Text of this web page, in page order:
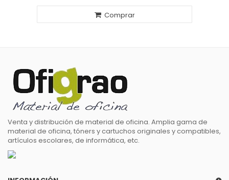
Comprar
Venta y distribución de material de oficina. Amplia gama de
material de oficina, tóners y cartuchos originales y compatibles,
artículos escolares, de informática, etc.